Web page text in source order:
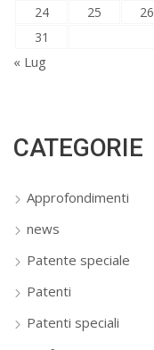
24
25 26
31
« Lug
CATEGORIE
Approfondimenti
news
Patente speciale
Patenti
Patenti speciali